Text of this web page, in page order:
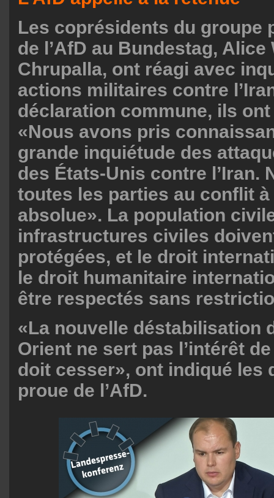
Les coprésidents du groupe
de l’AfD au Bundestag, Alice
Chrupalla, ont réagi avec
actions militaires contre
déclaration commune, ils
«Nous avons pris
grande inquiétude des
des États-Unis contre l’Iran.
toutes les parties au conflit à
absolue». La population
infrastructures civiles
protégées, et le droit
le droit humanitaire
être respectés sans
«La nouvelle déstabilisation
Orient ne sert pas l’intérêt
doit cesser», ont indiqué les
proue de l’AfD.